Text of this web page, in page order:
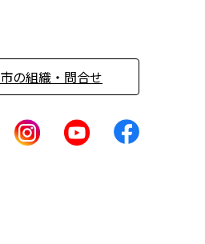
市の組織・問合せ